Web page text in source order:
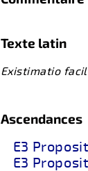
Texte latin
Existimatio
Ascendances
E3
E3